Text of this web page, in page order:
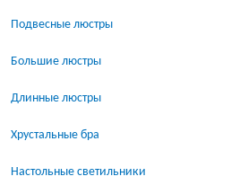
Подвесные люстры
Большие люстры
Длинные люстры
Хрустальные бра
Настольные светильники